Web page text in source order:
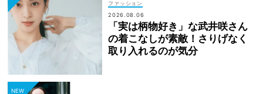
ファッション
2026.08.06
「実は柄物好き」な武井咲さん
の着こなしが素敵！さりげなく
取り入れるのが気分